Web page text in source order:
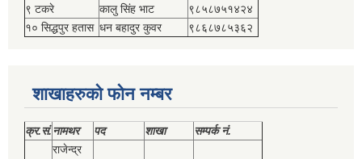
९ टकरे कालु सिंह भाट
९८५८७५१४२४
१० सिद्धपुर हतास धन बहादुर कुवर ९८६८७८५३६२
शाखाहरुको फोन नम्बर
क्र.सं.नामथर पद शाखा सम्‍पर्क नं.
राजेन्द्र